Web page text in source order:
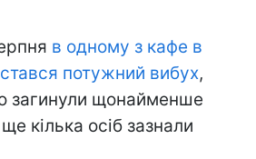
в одному з кафе в
потужний вибух,
загинули щонайменше
кілька осіб зазнали